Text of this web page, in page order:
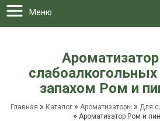
Меню
слабоалкогольных
запахом Ром и
Главная » Каталог » Ароматизаторы » Для
» Ароматизатор Ром и